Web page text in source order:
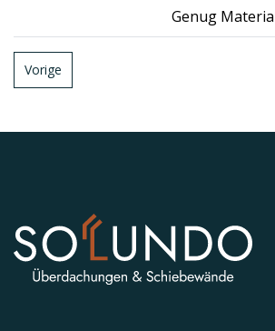
Genug
Vorige